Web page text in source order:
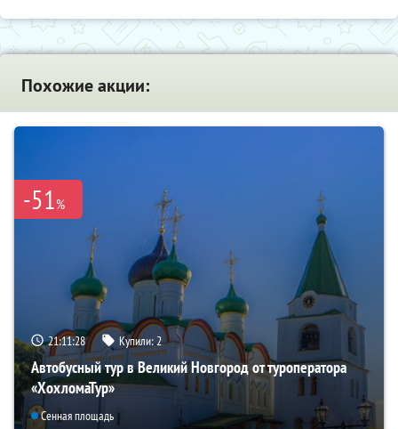
Похожие акции:
-51%
21:11:27 Купили:2
Автобусный тур в Великий Новгород от туроператора
«ХохломаТур»
Сенная площадь